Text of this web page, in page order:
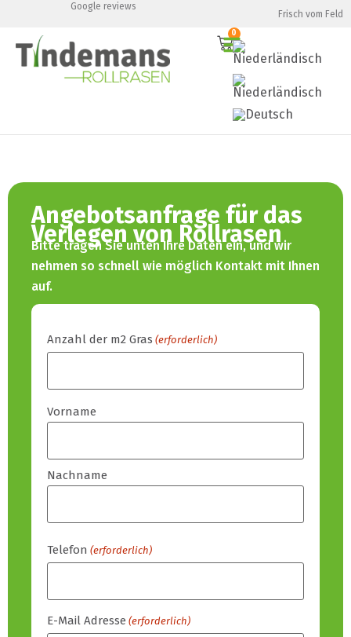
Google reviews
Frisch vom Feld
0
Angebotsanfrage für das
Verlegen von Rollrasen
Bitte tragen Sie unten Ihre Daten ein, und wir
nehmen so schnell wie möglich Kontakt mit Ihnen
auf.
Anzahl der m2 Gras (erforderlich)
Vorname
Nachname
Telefon (erforderlich)
E-Mail Adresse (erforderlich)